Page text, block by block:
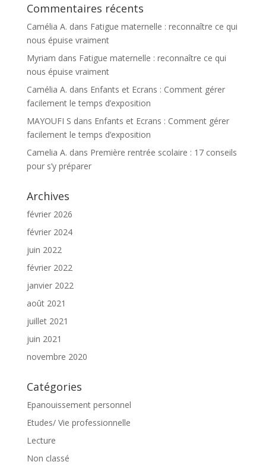
Commentaires récents
Camélia A. dans Fatigue maternelle : reconnaître ce qui
nous épuise vraiment
Myriam dans Fatigue maternelle : reconnaître ce qui
nous épuise vraiment
Camélia A. dans Enfants et Ecrans : Comment gérer
facilement le temps d’exposition
MAYOUFI S dans Enfants et Ecrans : Comment gérer
facilement le temps d’exposition
Camelia A. dans Première rentrée scolaire : 17 conseils
pour s’y préparer
Archives
février 2026
février 2024
juin 2022
février 2022
janvier 2022
août 2021
juillet 2021
juin 2021
novembre 2020
Catégories
Epanouissement personnel
Etudes/ Vie professionnelle
Lecture
Non classé